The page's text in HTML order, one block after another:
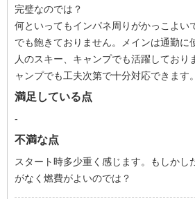
完璧なのでは？
何といってもインパネ周りがかっこよい
でも飽きておりません。メインは通勤に
人のスキー、キャンプでも活躍しており
ャンプでも工夫次第で十分対応できます。
満足している点
-
不満な点
スタート時多少重く感じます。もしかし
がなく燃費がよいのでは？